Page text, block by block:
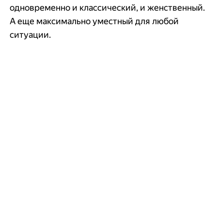
одновременно и классический, и женственный.
А еще максимально уместный для любой
ситуации.